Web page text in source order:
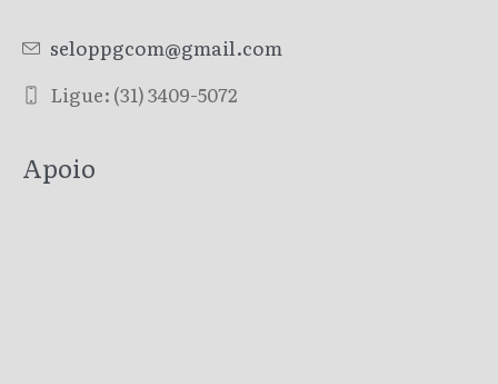
seloppgcom@gmail.com
Ligue: (31) 3409-5072
Apoio